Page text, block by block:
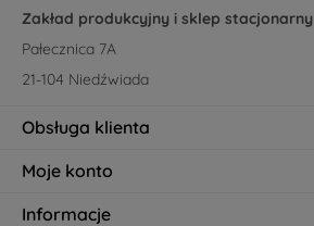
Zakład produkcyjny i sklep stacjonarny
Pałecznica 7A
21-104 Niedźwiada
Obsługa klienta
Moje konto
Informacje